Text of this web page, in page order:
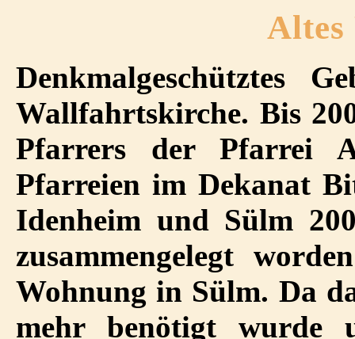
Altes
Denkmalgeschütztes
Wallfahrtskirche. Bis
Pfarrers der Pfarrei
Pfarreien im Dekanat
Idenheim und Sülm
zusammengelegt
Wohnung in Sülm. Da
mehr benötigt wurde